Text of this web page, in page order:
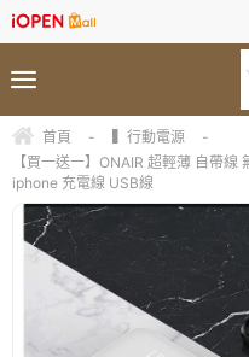
首頁 - ▍行動電源
-
【買一送一】ONAIR 超輕薄 自帶
iphone 充電線 USB線